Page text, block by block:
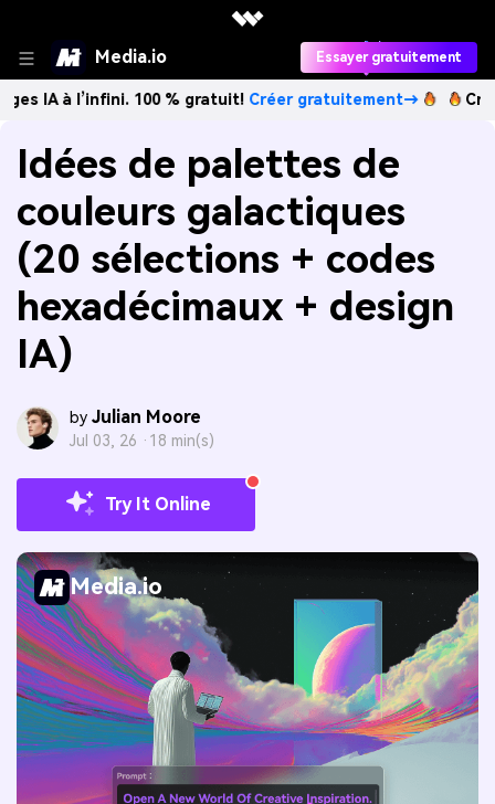
Media.io Essayer gratuitement
100 % gratuit!Créer gratuitement→ Créez des
Idées de palettes de
couleurs galactiques
(20 sélections + codes
hexadécimaux + design
IA)
by Julian Moore
Jul 03, 26 · 18 min(s)
Try It Online
Media.io